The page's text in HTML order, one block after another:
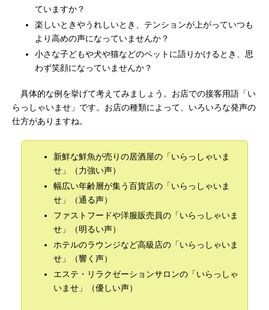
ていますか？
楽しいときやうれしいとき、テンションが上がっていつも
より高めの声になっていませんか？
小さな子どもや犬や猫などのペットに語りかけるとき、思
わず笑顔になっていませんか？
具体的な例を挙げて考えてみましょう。お店での接客用語「い
らっしゃいませ」です。お店の種類によって、いろいろな発声の
仕方がありますね。
新鮮な鮮魚が売りの居酒屋の「いらっしゃいま
せ」（力強い声）
幅広い年齢層が集う百貨店の「いらっしゃいま
せ」（通る声）
ファストフードや洋服販売員の「いらっしゃいま
せ」（明るい声）
ホテルのラウンジなど高級店の「いらっしゃいま
せ」（響く声）
エステ・リラクゼーションサロンの「いらっしゃ
いませ」（優しい声）